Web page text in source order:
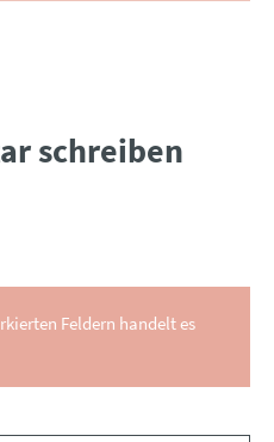
schreiben
Feldern handelt es